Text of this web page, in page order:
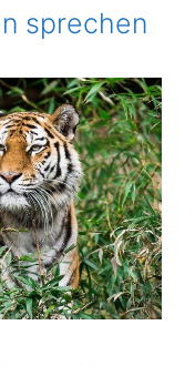
sprechen